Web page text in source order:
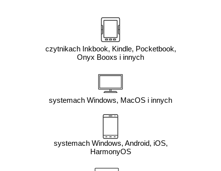
czytnikach Inkbook, Kindle, Pocketbook,
Onyx Booxs i innych
systemach Windows, MacOS i innych
systemach Windows, Android, iOS,
HarmonyOS